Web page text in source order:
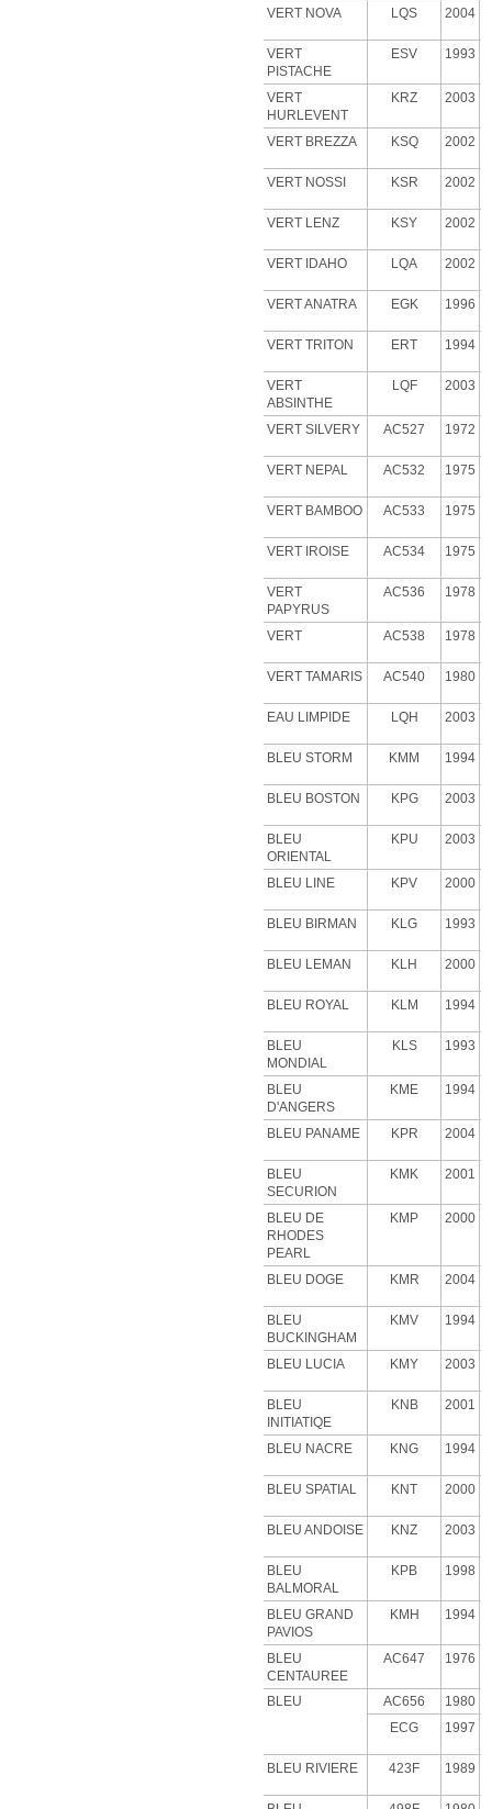
VERT NOVA LQS 2004
VERT
PISTACHE
ESV 1993
VERT
HURLEVENT
KRZ 2003
VERT BREZZA KSQ 2002
VERT NOSSI KSR 2002
VERT LENZ KSY 2002
VERT IDAHO LQA 2002
VERT ANATRA EGK 1996
VERT TRITON ERT 1994
VERT
ABSINTHE
LQF 2003
VERT SILVERY AC527 1972
VERT NEPAL AC532 1975
VERT BAMBOO AC533 1975
VERT IROISE AC534 1975
VERT
PAPYRUS
AC536 1978
VERT AC538 1978
VERT TAMARIS AC540 1980
EAU LIMPIDE LQH 2003
BLEU STORM KMM 1994
BLEU BOSTON KPG 2003
BLEU
ORIENTAL
KPU 2003
BLEU LINE KPV 2000
BLEU BIRMAN KLG 1993
BLEU LEMAN KLH 2000
BLEU ROYAL KLM 1994
BLEU
MONDIAL
KLS 1993
BLEU
D'ANGERS
KME 1994
BLEU PANAME KPR 2004
BLEU
SECURION
KMK 2001
BLEU DE
RHODES
PEARL
KMP 2000
BLEU DOGE KMR 2004
BLEU
BUCKINGHAM
KMV 1994
BLEU LUCIA KMY 2003
BLEU
INITIATIQE
KNB 2001
BLEU NACRE KNG 1994
BLEU SPATIAL KNT 2000
BLEU ANDOISE KNZ 2003
BLEU
BALMORAL
KPB 1998
BLEU GRAND
PAVIOS
KMH 1994
BLEU
CENTAUREE
AC647 1976
BLEU AC656 1980
ECG
1997
BLEU RIVIERE 423F 1989